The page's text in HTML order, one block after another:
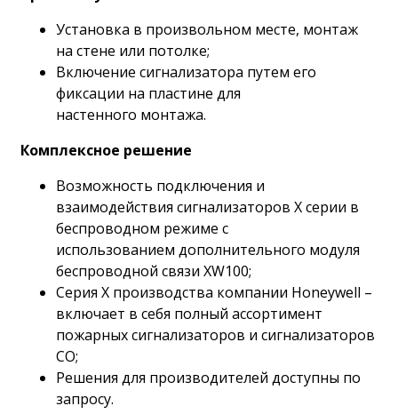
Установка в произвольном месте, монтаж
на стене или потолке;
Включение сигнализатора путем его
фиксации на пластине для
настенного монтажа.
Комплексное решение
Возможность подключения и
взаимодействия сигнализаторов Х серии в
беспроводном режиме с
использованием дополнительного модуля
беспроводной связи XW100;
Серия Х производства компании Honeywell –
включает в себя полный ассортимент
пожарных сигнализаторов и сигнализаторов
CO;
Решения для производителей доступны по
запросу.